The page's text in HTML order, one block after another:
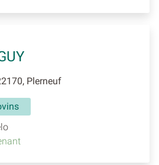
Plerneuf